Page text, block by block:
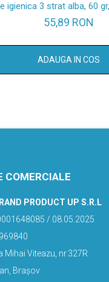
igienica 3 strat alba, 60
55,89 RON
ADAUGA IN COS
COMERCIALE
PRODUCT UP S.R.L
/ 08.05.2025
Mihai Viteazu, nr.327R
Brașov